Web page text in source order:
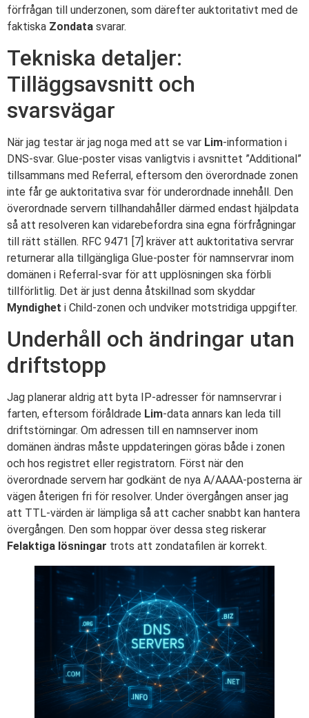
förfrågan till underzonen, som därefter auktoritativt med de
faktiska Zondata svarar.
Tekniska detaljer:
Tilläggsavsnitt och
svarsvägar
När jag testar är jag noga med att se var Lim-information i
DNS-svar. Glue-poster visas vanligtvis i avsnittet ”Additional”
tillsammans med Referral, eftersom den överordnade zonen
inte får ge auktoritativa svar för underordnade innehåll. Den
överordnade servern tillhandahåller därmed endast hjälpdata
så att resolveren kan vidarebefordra sina egna förfrågningar
till rätt ställen. RFC 9471 [7] kräver att auktoritativa servrar
returnerar alla tillgängliga Glue-poster för namnservrar inom
domänen i Referral-svar för att upplösningen ska förbli
tillförlitlig. Det är just denna åtskillnad som skyddar
Myndighet i Child-zonen och undviker motstridiga uppgifter.
Underhåll och ändringar utan
driftstopp
Jag planerar aldrig att byta IP-adresser för namnservrar i
farten, eftersom föråldrade Lim-data annars kan leda till
driftstörningar. Om adressen till en namnserver inom
domänen ändras måste uppdateringen göras både i zonen
och hos registret eller registratorn. Först när den
överordnade servern har godkänt de nya A/AAAA-posterna är
vägen återigen fri för resolver. Under övergången anser jag
att TTL-värden är lämpliga så att cacher snabbt kan hantera
övergången. Den som hoppar över dessa steg riskerar
Felaktiga lösningar trots att zondatafilen är korrekt.